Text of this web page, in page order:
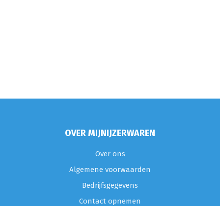
OVER MIJNIJZERWAREN
Over ons
Algemene voorwaarden
Bedrijfsgegevens
Contact opnemen